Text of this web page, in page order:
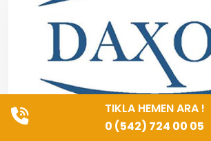
TIKLA HEMEN ARA !
0 (542) 724 00 05